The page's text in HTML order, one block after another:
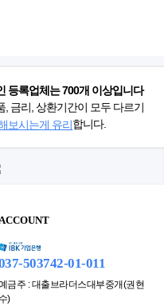
등록업체는 700개 이상입니다
, 금리, 상환기간이 모두 다르기
보시는게 유리합니다.
503742-01-011
금주 : 대출브라더스대부중개(권현
수)